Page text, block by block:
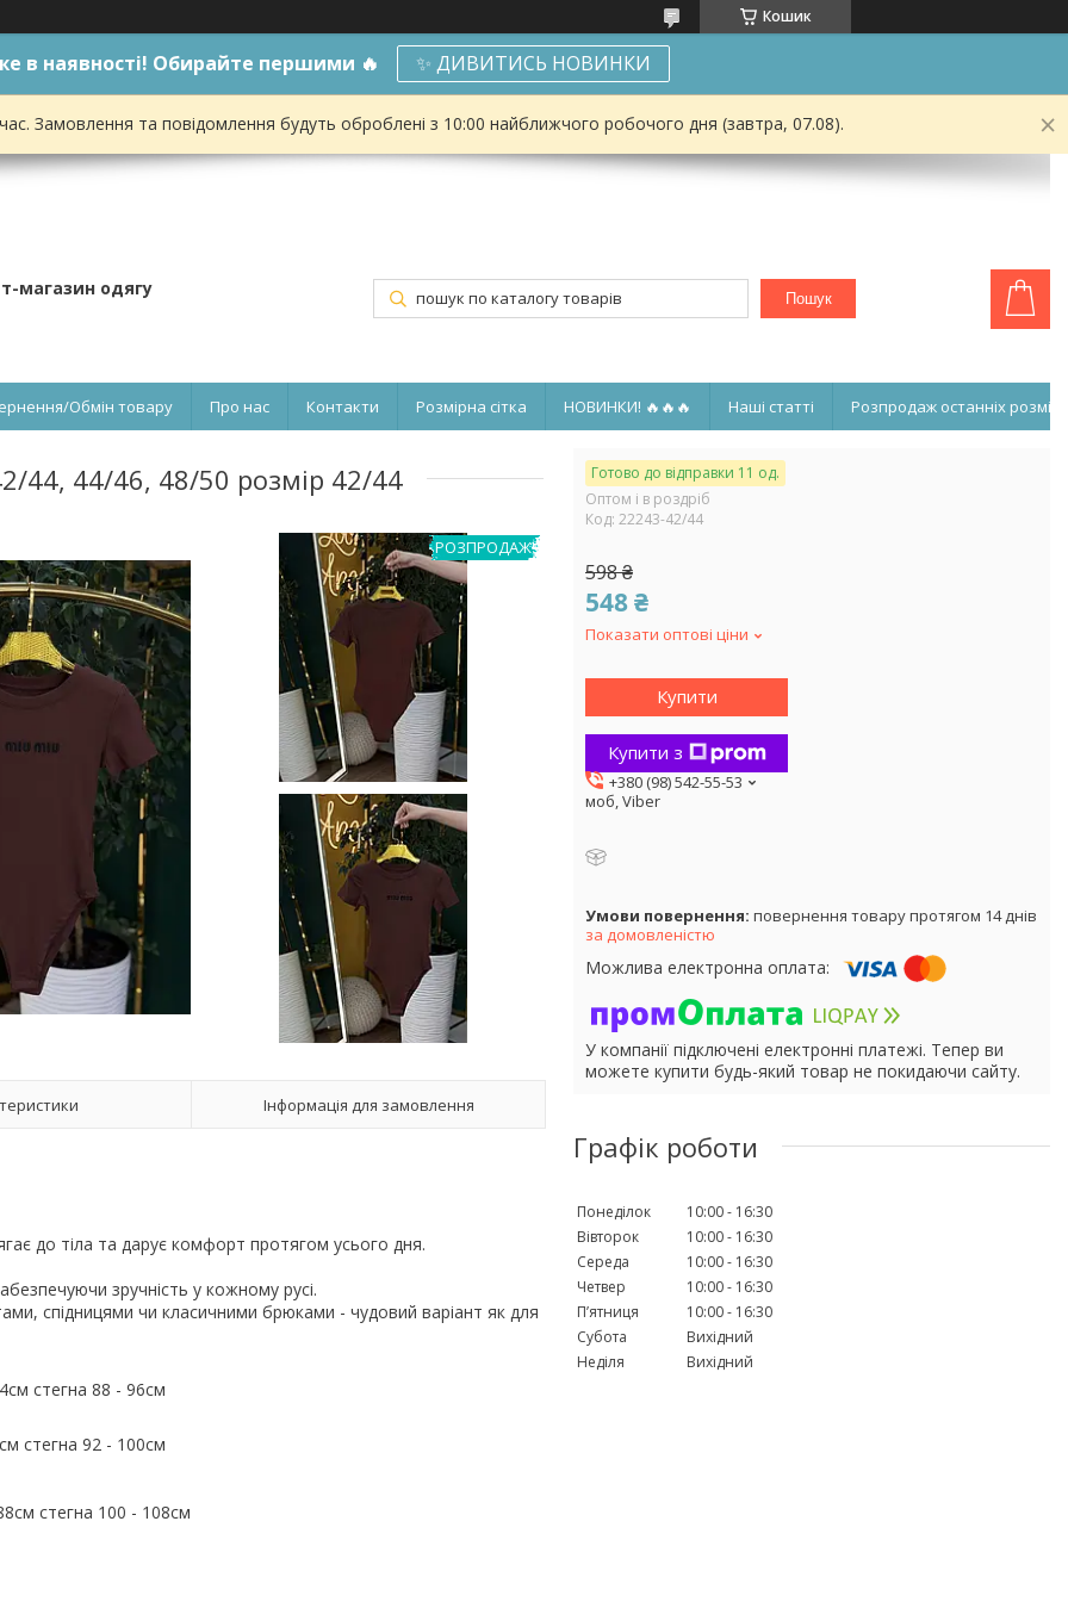
Кошик
в наявності! Обирайте першими 🔥 ✨ ДИВИТИСЬ НОВИНКИ
Замовлення та повідомлення будуть оброблені з 10:00 найближчого робочого дня (завтра, 07.08).
магазин одягу Пошук
Обмін товару Про нас Контакти Розмірна сітка НОВИНКИ! 🔥🔥🔥 Наші статті Розпродаж останніх
44, 44/46, 48/50 розмір 42/44
РОЗПРОДАЖ!
Інформація для замовлення
до тіла та дарує комфорт протягом усього дня.
зручність у кожному русі.
спідницями чи класичними брюками - чудовий варіант як для
стегна 88 - 96см
стегна 92 - 100см
стегна 100 - 108см
Готово до відправки 11 од.
Оптом і в роздріб
Код: 22243-42/44
598 ₴
548 ₴
Показати оптові ціни
Купити
Купити з
+380 (98) 542-55-53
моб, Viber
повернення товару протягом 14 днів
за домовленістю
У компанії підключені електронні платежі. Тепер ви
можете купити будь-який товар не покидаючи сайту.
Графік роботи
Понеділок 10:00
16:30
Вівторок
10:00
16:30
Середа
10:00
16:30
Четвер
10:00
16:30
Пʼятниця
10:00
16:30
Субота
Вихідний
Неділя
Вихідний